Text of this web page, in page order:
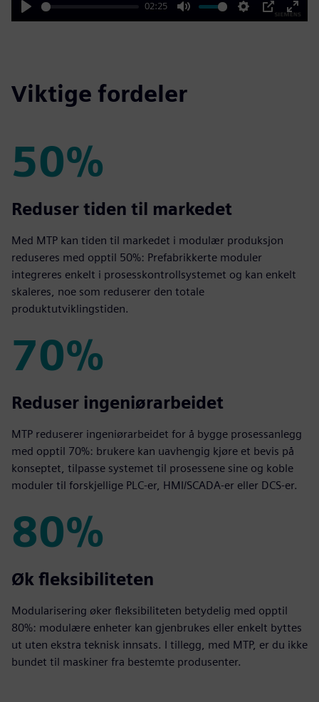
Play
02:25
Mute Settings
PIP
Enter
Viktige fordeler
50%
50%
Reduser tiden til markedet
Med MTP kan tiden til markedet i modulær produksjon
reduseres med opptil 50%: Prefabrikkerte moduler
integreres enkelt i prosesskontrollsystemet og kan enkelt
skaleres, noe som reduserer den totale
produktutviklingstiden.
70%
70%
Reduser ingeniørarbeidet
MTP reduserer ingeniørarbeidet for å bygge prosessanlegg
med opptil 70%: brukere kan uavhengig kjøre et bevis på
konseptet, tilpasse systemet til prosessene sine og koble
moduler til forskjellige PLC-er, HMI/SCADA-er eller DCS-er.
80%
80%
Øk fleksibiliteten
Modularisering øker fleksibiliteten betydelig med opptil
80%: modulære enheter kan gjenbrukes eller enkelt byttes
ut uten ekstra teknisk innsats. I tillegg, med MTP, er du ikke
bundet til maskiner fra bestemte produsenter.